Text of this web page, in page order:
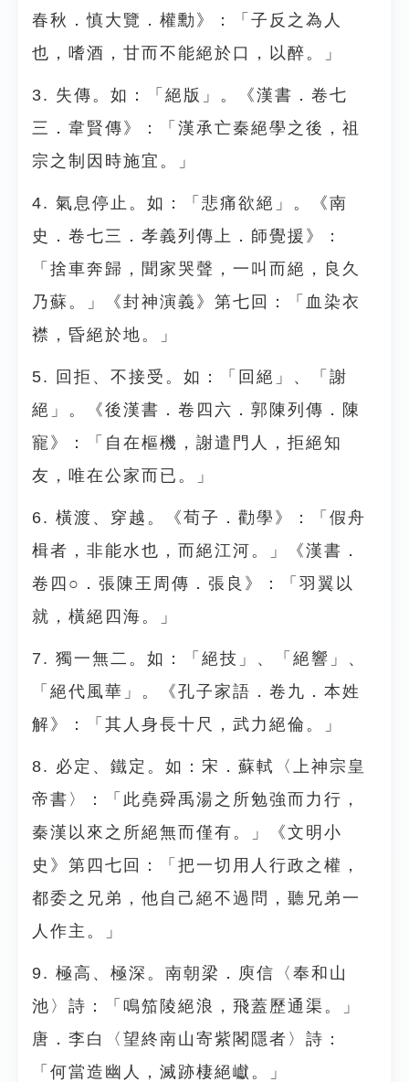
春秋．慎大覽．權勳》：「子反之為人
也，嗜酒，甘而不能絕於口，以醉。」
3. 失傳。如：「絕版」。《漢書．卷七
三．韋賢傳》：「漢承亡秦絕學之後，祖
宗之制因時施宜。」
4. 氣息停止。如：「悲痛欲絕」。《南
史．卷七三．孝義列傳上．師覺援》：
「捨車奔歸，聞家哭聲，一叫而絕，良久
乃蘇。」《封神演義》第七回：「血染衣
襟，昏絕於地。」
5. 回拒、不接受。如：「回絕」、「謝
絕」。《後漢書．卷四六．郭陳列傳．陳
寵》：「自在樞機，謝遣門人，拒絕知
友，唯在公家而已。」
6. 橫渡、穿越。《荀子．勸學》：「假舟
楫者，非能水也，而絕江河。」《漢書．
卷四○．張陳王周傳．張良》：「羽翼以
就，橫絕四海。」
7. 獨一無二。如：「絕技」、「絕響」、
「絕代風華」。《孔子家語．卷九．本姓
解》：「其人身長十尺，武力絕倫。」
8. 必定、鐵定。如：宋．蘇軾〈上神宗皇
帝書〉：「此堯舜禹湯之所勉強而力行，
秦漢以來之所絕無而僅有。」《文明小
史》第四七回：「把一切用人行政之權，
都委之兄弟，他自己絕不過問，聽兄弟一
人作主。」
9. 極高、極深。南朝梁．庾信〈奉和山
池〉詩：「鳴笳陵絕浪，飛蓋歷通渠。」
唐．李白〈望終南山寄紫閣隱者〉詩：
「何當造幽人，滅跡棲絕巘。」